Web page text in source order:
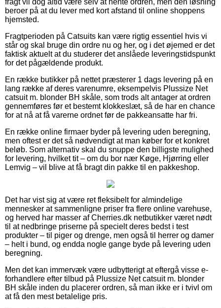
beroer på at du lever med kort afstand til online shoppens
hjemsted.
Fragtperioden på Catsuits kan være rigtig essentiel hvis vi
står og skal bruge din ordre nu og her, og i det øjemed er det
faktisk aktuelt at du studerer det anslåede leveringstidspunkt
for det pågældende produkt.
En række butikker på nettet præsterer 1 dags levering på en
lang række af deres varenumre, eksempelvis Plussize Net
catsuit m. blonder BH skåle, som trods alt antager at ordren
gennemføres før et bestemt klokkeslæt, så de har en chance
for at nå at få varerne ordnet før de pakkeansatte har fri.
En række online firmaer byder på levering uden beregning,
men oftest er det så nødvendigt at man køber for et konkret
beløb. Som alternativ skal du snuppe den billigste mulighed
for levering, hvilket tit – om du bor nær Køge, Hjørring eller
Lemvig – vil blive at få bragt din pakke til en pakkeshop.
Det har vist sig at være ret fleksibelt for almindelige
mennesker at sammenligne priser fra flere online varehuse,
og herved har masser af Cherries.dk netbutikker været nødt
til at nedbringe priserne på specielt deres bedst i test
produkter – til piger og drenge, men også til herrer og damer
– helt i bund, og endda nogle gange byde på levering uden
beregning.
Men det kan immervæk være udbytterigt at eftergå visse e-
forhandlere efter tilbud på Plussize Net catsuit m. blonder
BH skåle inden du placerer ordren, så man ikke er i tvivl om
at få den mest betalelige pris.